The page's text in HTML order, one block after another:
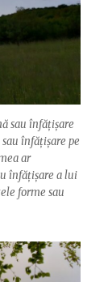
sau înfățișare
înfățișare pe
ar
înfățișare a lui
forme sau